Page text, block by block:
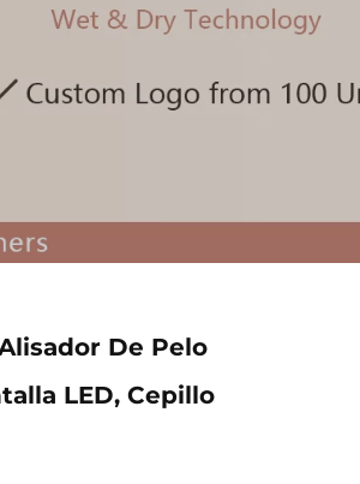
De Pelo
LED, Cepillo